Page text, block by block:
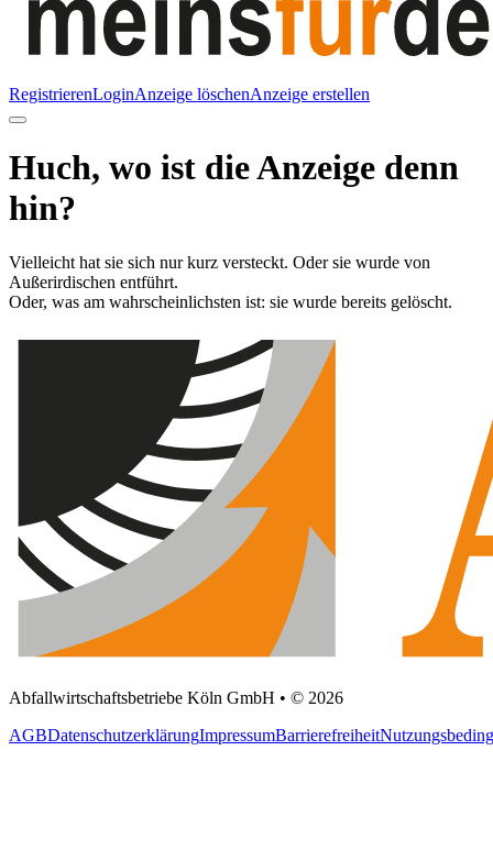
RegistrierenLoginAnzeige löschenAnzeige erstellen
Huch, wo ist die Anzeige denn
hin?
Vielleicht hat sie sich nur kurz versteckt. Oder sie wurde von
Außerirdischen entführt.
Oder, was am wahrscheinlichsten ist: sie wurde bereits gelöscht.
Abfallwirtschaftsbetriebe Köln GmbH • © 2026
AGBDatenschutzerklärungImpressumBarrierefreiheit